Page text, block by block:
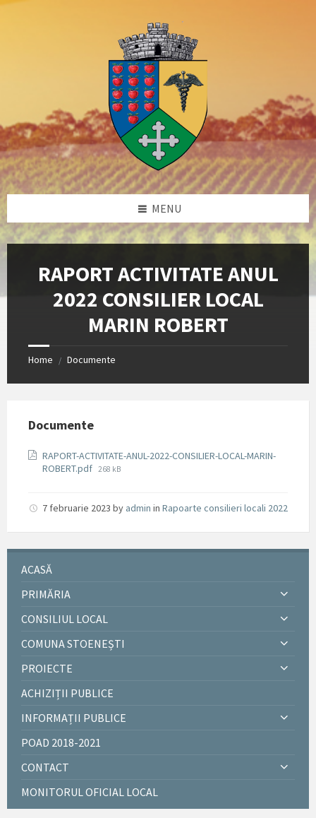
Skip
Skip
Skip
Skip
MENU
RAPORT ACTIVITATE ANUL
2022 CONSILIER LOCAL
MARIN ROBERT
Home / Documente
Documente
RAPORT-ACTIVITATE-ANUL-2022-CONSILIER-LOCAL-MARIN-
ROBERT.pdf File
268 kB
7 februarie 2023 by admin in Rapoarte consilieri locali 2022
ACASĂ
PRIMĂRIA
CONSILIUL LOCAL
COMUNA STOENEȘTI
PROIECTE
ACHIZIȚII PUBLICE
INFORMAȚII PUBLICE
POAD 2018-2021
CONTACT
MONITORUL OFICIAL LOCAL